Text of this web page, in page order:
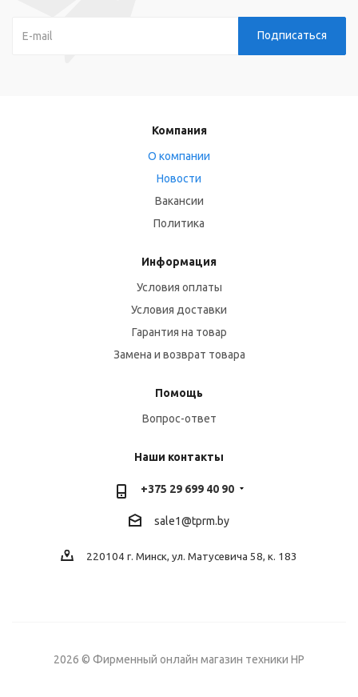
Компания
О компании
Новости
Вакансии
Политика
Информация
Условия оплаты
Условия доставки
Гарантия на товар
Замена и возврат товара
Помощь
Вопрос-ответ
Наши контакты
+375 29 699 40 90
sale1@tprm.by
220104 г. Минск, ул. Матусевича 58, к. 183
2026 © Фирменный онлайн магазин техники HP